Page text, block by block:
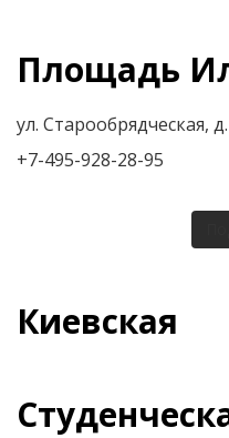
Площадь
ул. Старообрядческая,
+7-495-928-28-95
Киевская